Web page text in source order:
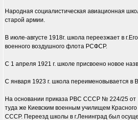
Народная социалистическая авиационная
старой армии.
В июле-августе 1918г. школа переезжает в
военного воздушного флота РСФСР.
С 1 апреля 1921 г. школе присвоено новое
С января 1923 г. школа переименовывается в
На основании приказа РВС СССР № 224/25 от
туда же Киевским военным училищем
СССР. Переезд школы в г.Ленинград был